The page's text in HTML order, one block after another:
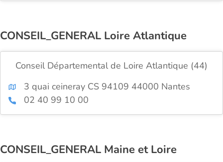
CONSEIL_GENERAL Loire Atlantique
Conseil Départemental de Loire Atlantique (44)
3 quai ceineray CS 94109 44000 Nantes
02 40 99 10 00
CONSEIL_GENERAL Maine et Loire